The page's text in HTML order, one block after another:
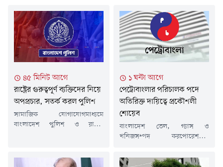
৪৫ মিনিট আগে
রাষ্ট্রের গুরুত্বপূর্ণ ব্যক্তিদের নিয়ে
অপপ্রচার, সতর্ক করল পুলিশ
সামাজিক যোগাযোগমাধ্যমে
বাংলাদেশ পুলিশ ও রাষ্ট্রের
বিভ্রান্তিকর প্রচারণা থেকে সবাইকে
১ ঘন্টা আগে
পেট্রোবাংলার পরিচালক পদে
অতিরিক্ত দায়িত্বে প্রকৌশলী
শোয়েব
বাংলাদেশ তেল, গ্যাস ও
খনিজসম্পদ করপোরেশনের
(অপারেশন অ্যান্ড মাইন্স) পদে